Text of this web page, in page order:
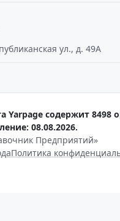
ул., д. 49А
Yarpage содержит 8498
08.08.2026.
Предприятий»
Политика